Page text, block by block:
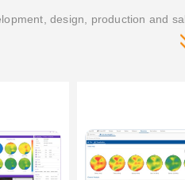
design, production and